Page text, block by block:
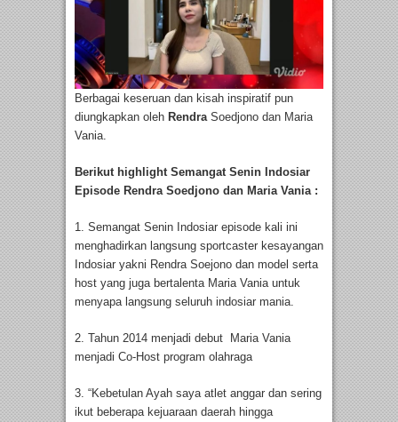
Berbagai keseruan dan kisah inspiratif pun
diungkapkan oleh Rendra Soedjono dan Maria
Vania.
Berikut highlight Semangat Senin Indosiar
Episode Rendra Soedjono dan Maria Vania :
1. Semangat Senin Indosiar episode kali ini
menghadirkan langsung sportcaster kesayangan
Indosiar yakni Rendra Soejono dan model serta
host yang juga bertalenta Maria Vania untuk
menyapa langsung seluruh indosiar mania.
2. Tahun 2014 menjadi debut Maria Vania
menjadi Co-Host program olahraga
3. “Kebetulan Ayah saya atlet anggar dan sering
ikut beberapa kejuaraan daerah hingga